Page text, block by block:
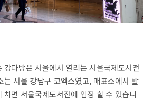
강다방은 서울에서 열리는 서울국제도서전
는 서울 강남구 코엑스였고, 매표소에서 발
차면 서울국제도서전에 입장 할 수 있습니